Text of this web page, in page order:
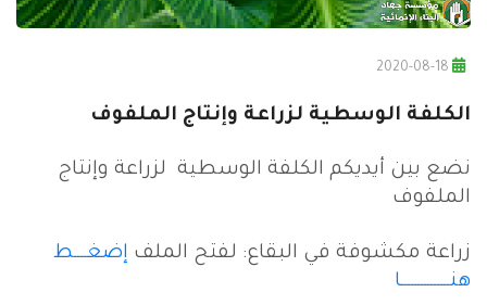
الكلفة الوسطية لزراعة وإنتاج الملفوف
نضع بين أيديكم الكلفة الوسطية لزراعة وإنتاج
الملفوف
زراعة مكشوفة في البقاع: لفتح الملف إضغــــط
هنـــــــــــــــا